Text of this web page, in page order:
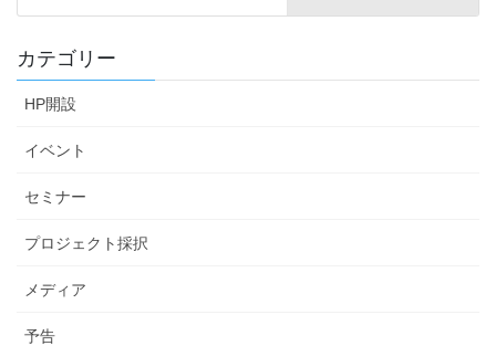
カテゴリー
HP開設
イベント
セミナー
プロジェクト採択
メディア
予告